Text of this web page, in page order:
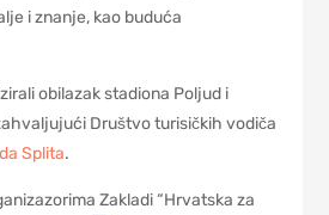
i znanje, kao buduća
obilazak stadiona Poljud i
Društvo turisičkih vodiča
Splita.
Zakladi “Hrvatska za